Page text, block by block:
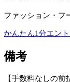
ファッション・フ
かんたん1分エン
備考
【手数料なしの前